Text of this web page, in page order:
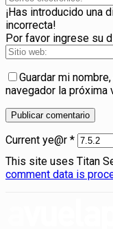
¡Has introducido una
incorrecta!
Por favor ingrese su
Guardar mi
navegador la próxima
Current ye@r *
This site uses Titan
comment data is